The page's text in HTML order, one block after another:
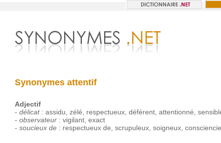
Synonymes attentif
Adjectif
- délicat: assidu zélé respectueux, déférent, attentionné
- observateur: vigilant, exact
- soucieux de: respectueux de scrupuleux, soigneux,